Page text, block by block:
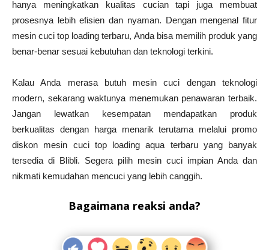
hanya meningkatkan kualitas cucian tapi juga membuat
prosesnya lebih efisien dan nyaman. Dengan mengenal fitur
mesin cuci top loading terbaru, Anda bisa memilih produk yang
benar-benar sesuai kebutuhan dan teknologi terkini.
Kalau Anda merasa butuh mesin cuci dengan teknologi
modern, sekarang waktunya menemukan penawaran terbaik.
Jangan lewatkan kesempatan mendapatkan produk
berkualitas dengan harga menarik terutama melalui promo
diskon mesin cuci top loading aqua terbaru yang banyak
tersedia di Blibli. Segera pilih mesin cuci impian Anda dan
nikmati kemudahan mencuci yang lebih canggih.
Bagaimana reaksi anda?